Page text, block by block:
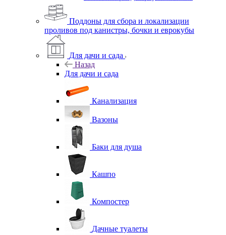
Поддоны для сбора и локализации
проливов под канистры, бочки и еврокубы
Для дачи и сада
Назад
Для дачи и сада
Канализация
Вазоны
Баки для душа
Кашпо
Компостер
Дачные туалеты